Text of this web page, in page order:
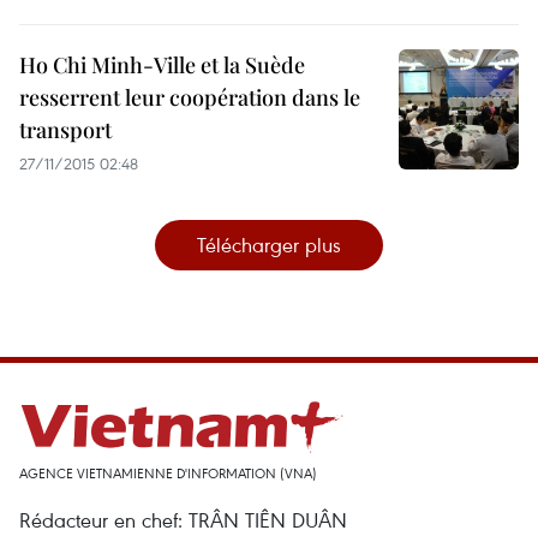
Ho Chi Minh-Ville et la Suède
resserrent leur coopération dans le
transport
27/11/2015 02:48
Télécharger plus
AGENCE VIETNAMIENNE D'INFORMATION (VNA)
Rédacteur en chef: TRÂN TIÊN DUÂN